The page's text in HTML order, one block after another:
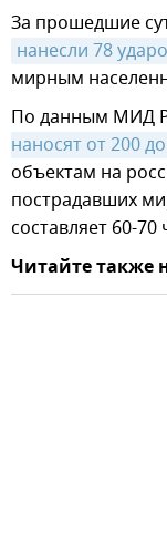
За прошедшие
нанесли 78
мирным
По данным МИД
наносят от 200
объектам на
пострадавших
составляет 60-70
Читайте также